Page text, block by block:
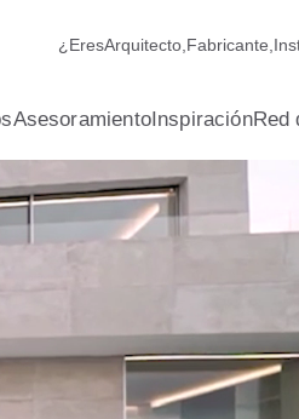
de ahorro energético,
¿EresArquitecto Fabricante
AsesoramientoInspiraciónRed